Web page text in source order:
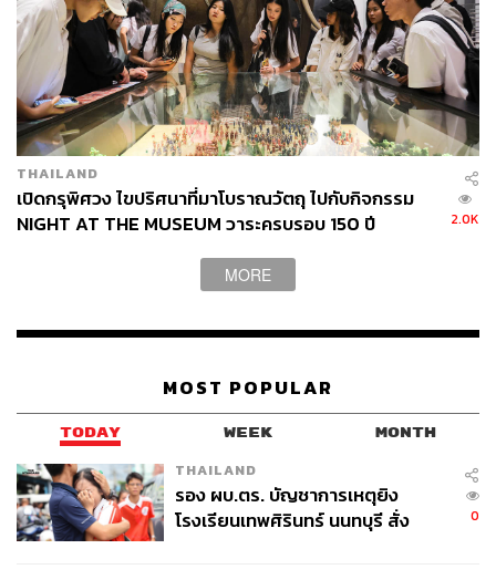
ส่วนหนึ่งของเอกสารภาพที่ได้รับการขึ้นทะเบียน
Photo: สำนักหอจดหมายเหตุ
นอกจากจะเป็นมรดกความทรงจำแห่งโลกตามที่ยูเนสโก
ยกย่อง ส่วนหนึ่งของฟิล์มกระจกและต้นฉบับภาพถ่ายชุดหอ
ชาตินี้เอง ที่เป็นวัตถุดิบสำคัญที่ทีมงานจากกรมศิลปากรและผู้
สถานมงคล (วังหน้า) ให้กลับมาโลดแล่นอีกครั้งใน พ.ศ. นี้
“โดยปกติแล้วหอจดหมายเหตุแห่งชาติมีหน้าที่ในการจัดเก็บ
รักษาเอกสารจดหมายเหตุ ซึ่งเป็นเอกสารประวัติศาสตร์ที่เป็น
ข้อมูลชั้นต้น เพราะฉะนั้นความสำคัญของโครงการวังน่า
นิมิตคือ ทางหอจดหมายเหตุมีภาพและเอกสารที่เก็บรักษาไว้
เกี่ยวกับวังหน้า โดยชุดสำคัญคือ ชุดเอกสารกรมราช
เลขาธิการในรัชกาลที่ 5 ซึ่งในเอกสารก็มีรายละเอียดเกี่ยว
THAILAND
เปิดกรุพิศวง ไขปริศนาที่มาโบราณวัตถุ ไปกับกิจกรรม
NIGHT AT THE MUSEUM วาระครบรอบ 150 ปี
2.0K
MORE
MOST POPULAR
TODAY WEEK MONTH
THAILAND
รอง ผบ.ตร. บัญชาการเหตุยิง
โรงเรียนเทพศิรินทร์ นนทบุรี สั่ง
0